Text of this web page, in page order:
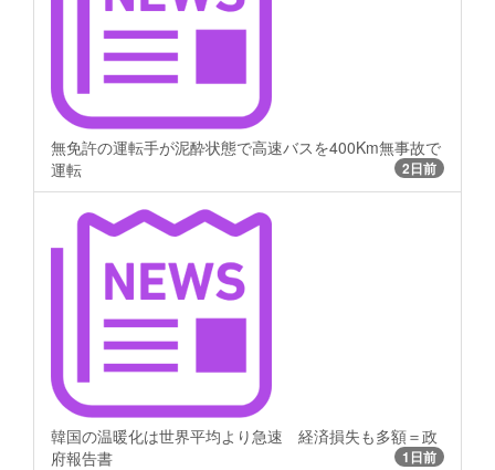
無免許の運転手が泥酔状態で高速バスを400Km無事故で
運転
2日前
韓国の温暖化は世界平均より急速 経済損失も多額＝政
府報告書
1日前